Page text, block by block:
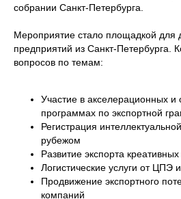
собрании Санкт-Петербурга.
Мероприятие стало площадкой для
предприятий из Санкт-Петербурга.
вопросов по темам:
Участие в акселерационных и
программах по экспортной
Регистрация
рубежом
Развитие экспорта
Логистические услуги от ЦПЭ
Продвижение экспортного
компаний